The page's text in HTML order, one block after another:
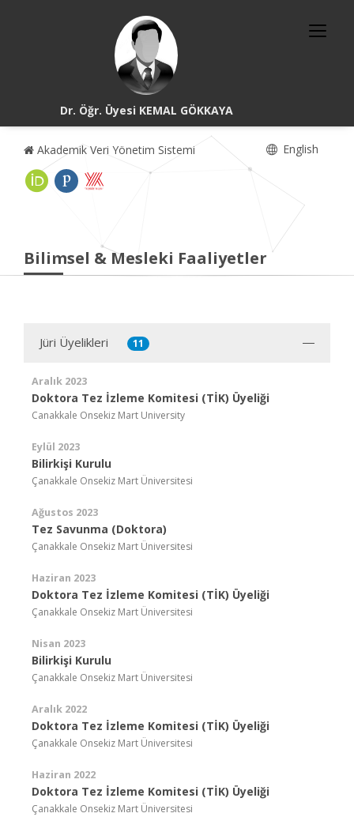
Dr. Öğr. Üyesi KEMAL GÖKKAYA
Akademik Veri Yönetim Sistemi English
Bilimsel & Mesleki Faaliyetler
Jüri Üyelikleri 11
Aralık 2023
Doktora Tez İzleme Komitesi (TİK) Üyeliği
Canakkale Onsekiz Mart University
Eylül 2023
Bilirkişi Kurulu
Çanakkale Onsekiz Mart Üniversitesi
Ağustos 2023
Tez Savunma (Doktora)
Çanakkale Onsekiz Mart Üniversitesi
Haziran 2023
Doktora Tez İzleme Komitesi (TİK) Üyeliği
Çanakkale Onsekiz Mart Üniversitesi
Nisan 2023
Bilirkişi Kurulu
Çanakkale Onsekiz Mart Üniversitesi
Aralık 2022
Doktora Tez İzleme Komitesi (TİK) Üyeliği
Çanakkale Onsekiz Mart Üniversitesi
Haziran 2022
Doktora Tez İzleme Komitesi (TİK) Üyeliği
Çanakkale Onsekiz Mart Üniversitesi